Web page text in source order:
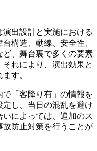
出設計と実施における
構造、動線、安全性、
、舞台裏で多くの要素
れにより、演出効果と
す。
「客降り有」の情報を
し、当日の混乱を避け
によっては、追加のス
故防止対策を行うことが